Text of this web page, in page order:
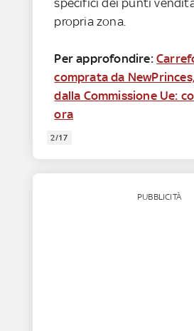
propria zona.
Per approfondire:
comprata da
dalla Commissione Ue:
ora
2/17
PUBBLICITÀ